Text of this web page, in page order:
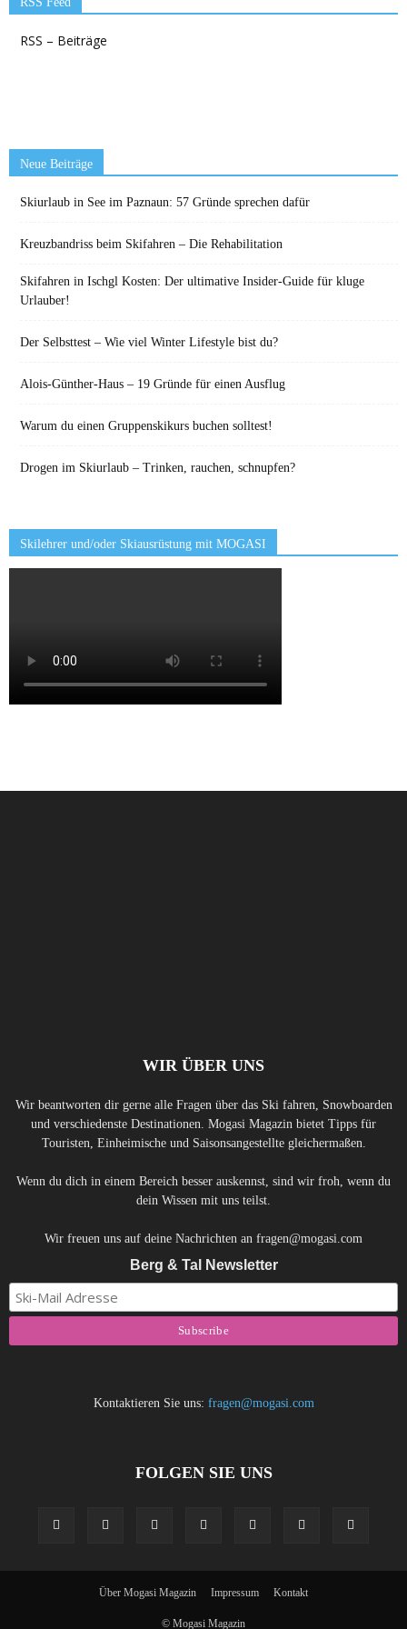
RSS – Beiträge
Neue Beiträge
Skiurlaub in See im Paznaun: 57 Gründe sprechen dafür
Kreuzbandriss beim Skifahren – Die Rehabilitation
Skifahren in Ischgl Kosten: Der ultimative Insider-Guide für kluge
Urlauber!
Der Selbsttest – Wie viel Winter Lifestyle bist du?
Alois-Günther-Haus – 19 Gründe für einen Ausflug
Warum du einen Gruppenskikurs buchen solltest!
Drogen im Skiurlaub – Trinken, rauchen, schnupfen?
Skilehrer und/oder Skiausrüstung mit MOGASI
WIR ÜBER UNS
Wir beantworten dir gerne alle Fragen über das Ski fahren, Snowboarden
und verschiedenste Destinationen. Mogasi Magazin bietet Tipps für
Touristen, Einheimische und Saisonsangestellte gleichermaßen.
Wenn du dich in einem Bereich besser auskennst, sind wir froh, wenn du
dein Wissen mit uns teilst.
Wir freuen uns auf deine Nachrichten an fragen@mogasi.com
Berg & Tal Newsletter
Kontaktieren Sie uns: fragen@mogasi.com
FOLGEN SIE UNS
Über Mogasi Magazin Impressum Kontakt
© Mogasi Magazin